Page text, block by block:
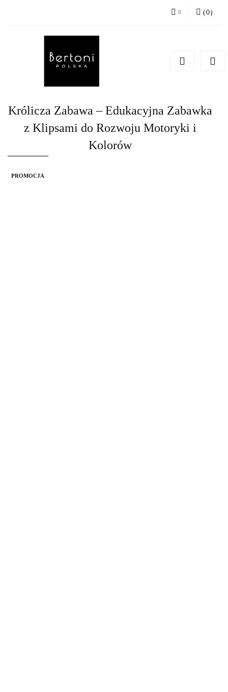
(0)
Królicza Zabawa – Edukacyjna Zabawka
z Klipsami do Rozwoju Motoryki i
Kolorów
PROMOCJA